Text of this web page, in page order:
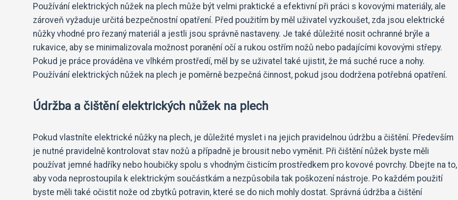
Používání elektrických nůžek na plech může být velmi praktické a efektivní při práci s kovovými materiály, ale
zároveň vyžaduje určitá bezpečnostní opatření. Před použitím by měl uživatel vyzkoušet, zda jsou elektrické
nůžky vhodné pro řezaný materiál a jestli jsou správně nastaveny. Je také důležité nosit ochranné brýle a
rukavice, aby se minimalizovala možnost poranění očí a rukou ostřím nožů nebo padajícími kovovými střepy.
Pokud je práce prováděna ve vlhkém prostředí, měl by se uživatel také ujistit, že má suché ruce a nohy.
Používání elektrických nůžek na plech je poměrně bezpečná činnost, pokud jsou dodržena potřebná opatření.
Údržba a čištění elektrických nůžek na plech
Pokud vlastníte elektrické nůžky na plech, je důležité myslet i na jejich pravidelnou údržbu a čištění. Především
je nutné pravidelně kontrolovat stav nožů a případně je brousit nebo vyměnit. Při čištění nůžek byste měli
používat jemné hadříky nebo houbičky spolu s vhodným čisticím prostředkem pro kovové povrchy. Dbejte na to,
aby voda neprostoupila k elektrickým součástkám a nezpůsobila tak poškození nástroje. Po každém použití
byste měli také očistit nože od zbytků potravin, které se do nich mohly dostat. Správná údržba a čištění